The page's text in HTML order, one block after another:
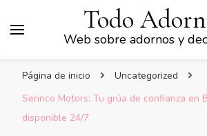
Todo
Web sobre adornos y
Página de inicio
Uncategorized
Serinco Motors: Tu grúa de confianza en
disponible 24/7